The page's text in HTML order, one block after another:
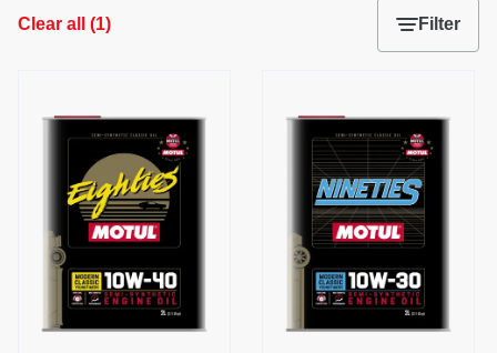
Clear all (1) Filter